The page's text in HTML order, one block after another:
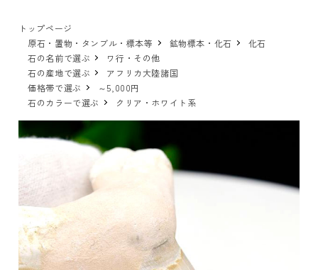
トップページ
原石・置物・タンブル・標本等
鉱物標本・化石
化石
石の名前で選ぶ
ワ行・その他
石の産地で選ぶ
アフリカ大陸諸国
価格帯で選ぶ
～5,000円
石のカラーで選ぶ
クリア・ホワイト系